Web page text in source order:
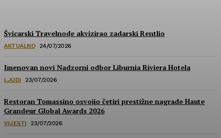
Švicarski Travelnode akvizirao zadarski Rentlio
AKTUALNO 24/07/2026
Imenovan novi Nadzorni odbor Liburnia Riviera Hotela
LJUDI 23/07/2026
Restoran Tomassino osvojio četiri prestižne nagrade Haute
Grandeur Global Awards 2026
VIJESTI 23/07/2026